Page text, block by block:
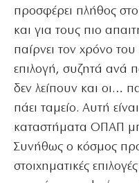
προσφέρει πλήθος
και για τους πιο
παίρνει τον χρόνο του
επιλογή, συζητά ανά
δεν λείπουν και οι…
πάει ταμείο. Αυτή
καταστήματα ΟΠΑΠ
Συνήθως ο κόσμος
στοιχηματικές